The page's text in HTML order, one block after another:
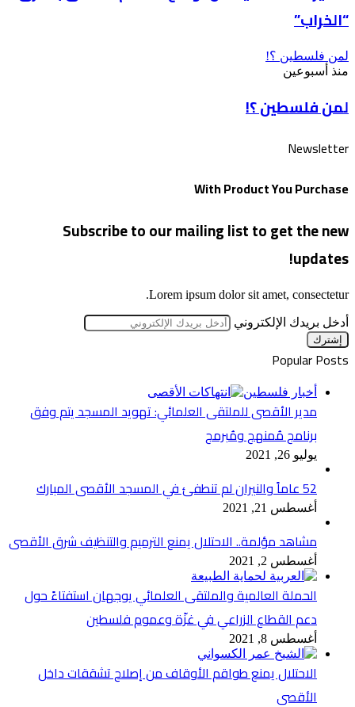
“الخراب”
لمن فلسطين ؟!
منذ أسبوعين
لمن فلسطين ؟!
Newsletter
With Product You Purchase
Subscribe to our mailing list to get the new
updates!
Lorem ipsum dolor sit amet, consectetur.
أدخل بريدك الإلكتروني
Popular Posts
أخبار فلسطين
مدير الأقصى للملتقى العلمائي: تهويد المسجد يتم وفق
برنامج مُمنهج ومُبرمج
يوليو 26, 2021
52 عاماً والنيران لم تنطفئ في المسجد الأقصى المبارك
أغسطس 21, 2021
مشاهد مؤلمة.. الاحتلال يمنع الترميم والتنظيف شرق الأقصى
أغسطس 2, 2021
الحملة العالمية والملتقى العلمائي يوجهان استفتاءً حول
دعم القطاع الزراعي في غزّة وعموم فلسطين
أغسطس 8, 2021
الاحتلال يمنع طواقم الأوقاف من إصلاح تشققات داخل
الأقصى